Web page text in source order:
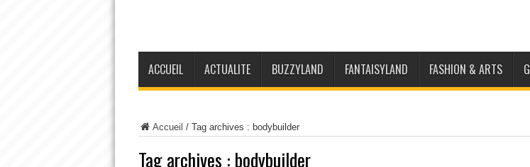
ACCUEIL ACTUALITE BUZZYLAND FANTAISYLAND FASHION & ARTS
Accueil / Tag archives : bodybuilder
Tag archives : bodybuilder